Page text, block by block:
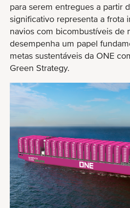
para serem entregues a partir
significativo representa a frota
navios com bicombustíveis de
desempenha um papel
metas sustentáveis da ONE
Green Strategy.